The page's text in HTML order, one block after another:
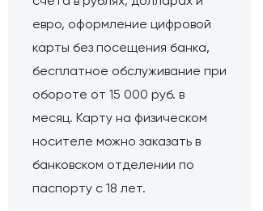
евро, оформление цифровой
карты без посещения банка,
бесплатное обслуживание при
обороте от 15 000 руб. в
месяц. Карту на физическом
носителе можно заказать в
банковском отделении по
паспорту с 18 лет.